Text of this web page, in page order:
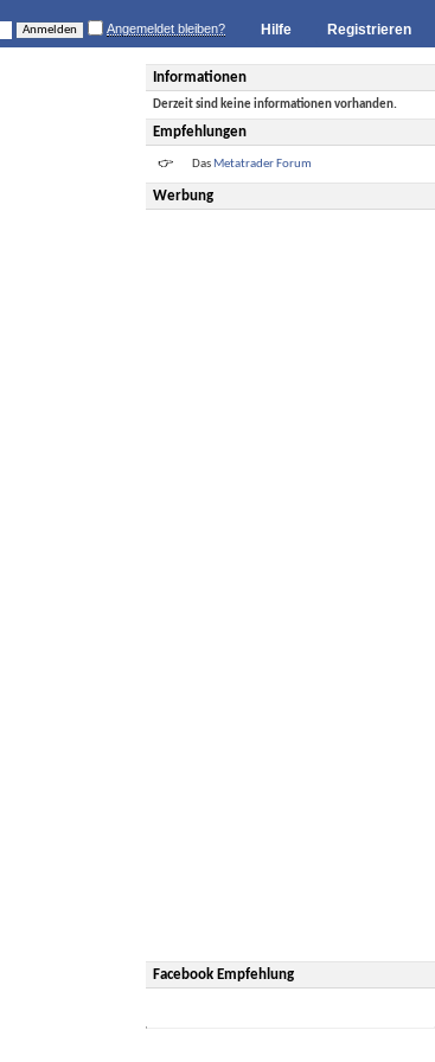
Registrieren
Hilfe
Angemeldet bleiben?
Informationen
Derzeit sind keine informationen vorhanden.
Empfehlungen
Das Metatrader Forum
Werbung
Facebook Empfehlung